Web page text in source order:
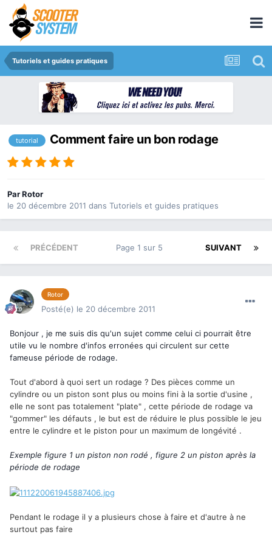
Tutoriels et guides pratiques
tutorial Comment faire un bon rodage
ParRotor
le 20 décembre 2011 dans Tutoriels et guides pratiques
PRÉCÉDENT SUIVANT
Page 1 sur 5
Rotor
Posté(e) le 20 décembre 2011
Bonjour , je me suis dis qu'un sujet comme celui ci pourrait être
utile vu le nombre d'infos erronées qui circulent sur cette
fameuse période de rodage.
Tout d'abord à quoi sert un rodage ? Des pièces comme un
cylindre ou un piston sont plus ou moins fini à la sortie d'usine ,
elle ne sont pas totalement "plate" , cette période de rodage va
"gommer" les défauts , le but est de réduire le plus possible le jeu
entre le cylindre et le piston pour un maximum de longévité .
Exemple figure 1 un piston non rodé , figure 2 un piston après la
période de rodage
Pendant le rodage il y a plusieurs chose à faire et d'autre à ne
surtout pas faire